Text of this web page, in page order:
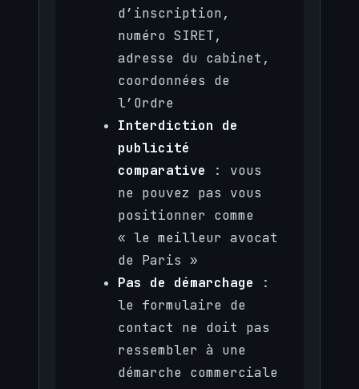
d’inscription,
numéro SIRET,
adresse du cabinet,
coordonnées de
l’Ordre
Interdiction de
publicité
comparative : vous
ne pouvez pas vous
positionner comme
« le meilleur avocat
de Paris »
Pas de démarchage :
le formulaire de
contact ne doit pas
ressembler à une
démarche commerciale